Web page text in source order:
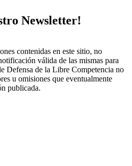
Newsletter!
contenidas en este sitio, no
válida de las mismas para
Defensa de la Libre Competencia no
u omisiones que eventualmente
publicada.